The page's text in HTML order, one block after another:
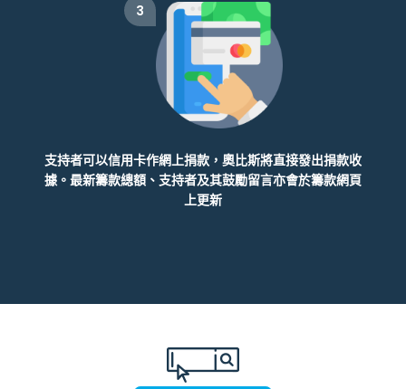
3
支持者可以信用卡作網上捐款，奧比斯將直接發出捐款收
據。最新籌款總額、支持者及其鼓勵留言亦會於籌款網頁
上更新